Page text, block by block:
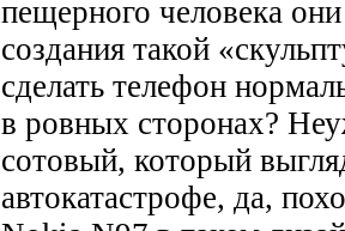
пещерного человека
создания такой
сделать телефон
в ровных сторонах?
сотовый, который
автокатастрофе, да,